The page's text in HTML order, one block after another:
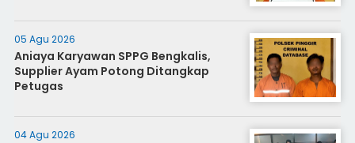
05 Agu 2026
Aniaya Karyawan SPPG Bengkalis,
Supplier Ayam Potong Ditangkap
Petugas
04 Agu 2026